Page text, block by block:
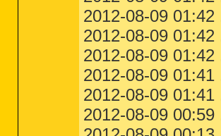
2012-08-09
2012-08-09
2012-08-09
2012-08-09
2012-08-09
2012-08-09